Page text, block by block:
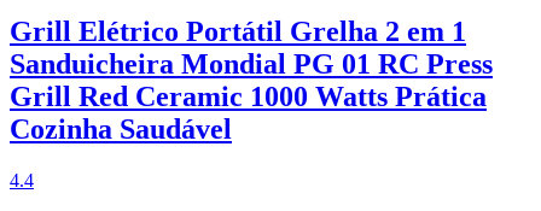
Grill Elétrico Portátil Grelha 2 em 1
Sanduicheira Mondial PG 01 RC Press
Grill Red Ceramic 1000 Watts Prática
Cozinha Saudável
4.4